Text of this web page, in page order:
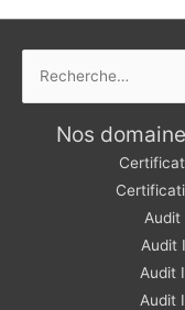
Nos
Audit
Audit
Audit
Audit